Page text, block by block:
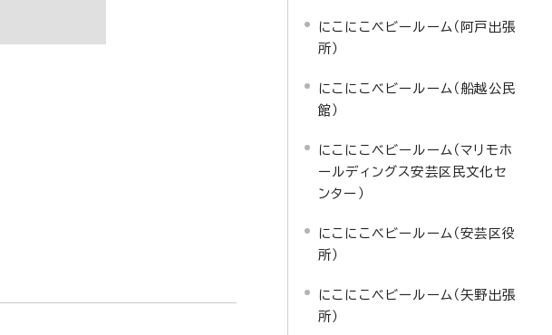
にこにこベビールーム（阿戸出張
所）
にこにこベビールーム（船越公民
館）
にこにこベビールーム（マリモホ
ールディングス安芸区民文化セ
ンター）
にこにこベビールーム（安芸区役
所）
にこにこベビールーム（矢野出張
所）